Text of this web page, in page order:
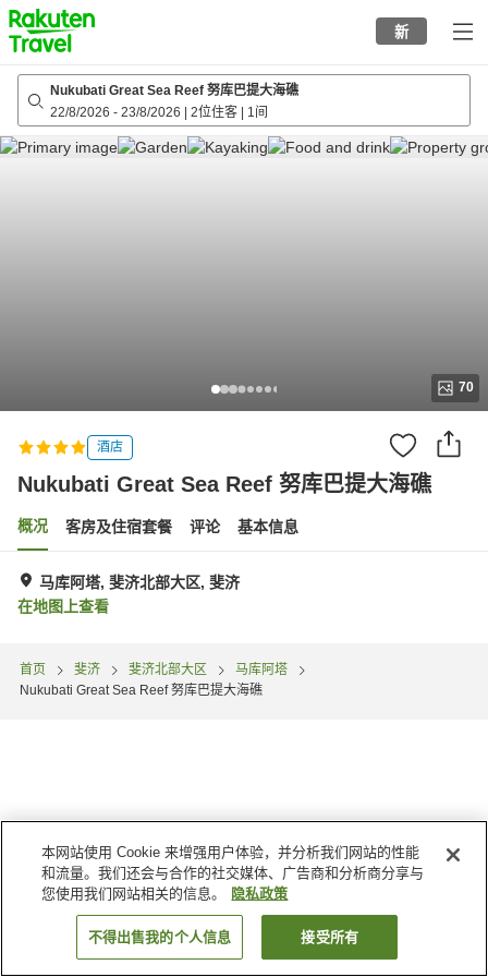
to
top
page
新
Nukubati Great Sea Reef 努库巴提大海礁
22/8/2026 - 23/8/2026 2位住客 1间
70
酒店
Nukubati Great Sea Reef 努库巴提大海礁
概况 客房及住宿套餐 评论 基本信息
马库阿塔, 斐济北部大区, 斐济
在地图上查看
首页 斐济 斐济北部大区
马库阿塔
Nukubati Great Sea Reef 努库巴提大海礁
搜索客房
本网站使用 Cookie 来增强用户体验，并分析我们网站的性能
和流量。我们还会与合作的社交媒体、广告商和分析商分享与
您使用我们网站相关的信息。
隐私政策
不得出售我的个人信息 接受所有